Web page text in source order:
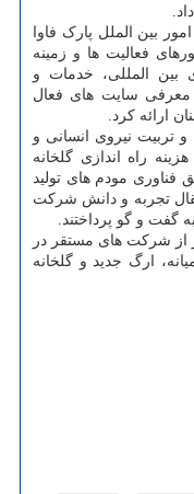
بین الملل پارک فاوا
فعالیت ها و زمینه
بین المللی، خدمات و
معرفی سایت های فعال
ارائه کرد.
و تربیت نیروی انسانی و
راه اندازی گلخانه
مودم های تولید
تجربه و دانش شرکت
گفت و گو پرداختند.
از شرکت های مستقر در
ارگ جدید و گلخانه